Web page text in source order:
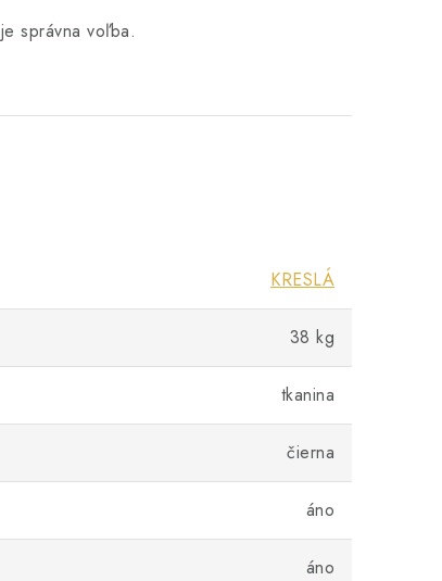
je správna voľba.
KRESLÁ
38 kg
tkanina
čierna
áno
áno